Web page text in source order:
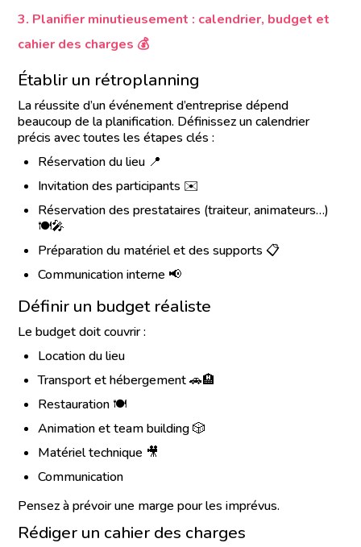
3. Planifier minutieusement : calendrier, budget et
cahier des charges 💰
Établir un rétroplanning
La réussite d’un événement d’entreprise dépend
beaucoup de la planification. Définissez un calendrier
précis avec toutes les étapes clés :
Réservation du lieu 📍
Invitation des participants ✉️
Réservation des prestataires (traiteur, animateurs…)
🍽️🎤
Préparation du matériel et des supports 📋
Communication interne 📢
Définir un budget réaliste
Le budget doit couvrir :
Location du lieu
Transport et hébergement 🚗🏨
Restauration 🍽️
Animation et team building 🎲
Matériel technique 🎥
Communication
Pensez à prévoir une marge pour les imprévus.
Rédiger un cahier des charges